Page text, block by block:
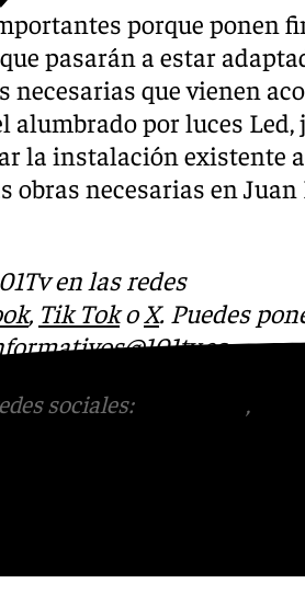
porque ponen
pasarán a estar
necesarias que vienen
alumbrado por luces
la instalación existente
obras necesarias en
en las redes
, Tik Toko X. Puedes
.
sociales: ,